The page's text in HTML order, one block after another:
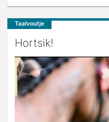
Taalvoutje
Hortsik!